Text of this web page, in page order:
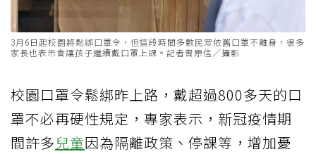
3月6日起校園將鬆綁口罩令，但這段時間多數民眾依舊口罩不離身，很多
家長也表示會讓孩子繼續戴口罩上課。記者曾原信／攝影
校園口罩令鬆綁昨上路，戴超過800多天的口
罩不必再硬性規定，專家表示，新冠疫情期
間許多兒童因為隔離政策、停課等，增加憂